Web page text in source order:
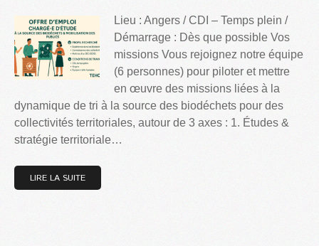
Lieu : Angers / CDI – Temps plein /
Démarrage : Dès que possible Vos
missions Vous rejoignez notre équipe
(6 personnes) pour piloter et mettre
en œuvre des missions liées à la
dynamique de tri à la source des biodéchets pour des
collectivités territoriales, autour de 3 axes : 1. Études &
stratégie territoriale…
LIRE LA SUITE